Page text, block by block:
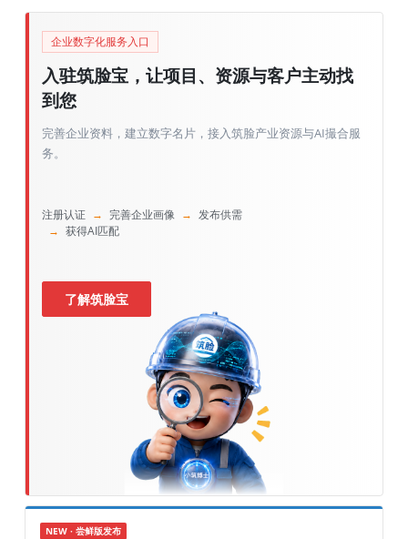
企业数字化服务入口
入驻筑脸宝，让项目、资源与客户主动找
到您
完善企业资料，建立数字名片，接入筑脸产业资源与AI撮合服
务。
注册认证 → 完善企业画像 → 发布供需
→ 获得AI匹配
了解筑脸宝
NEW · 尝鲜版发布